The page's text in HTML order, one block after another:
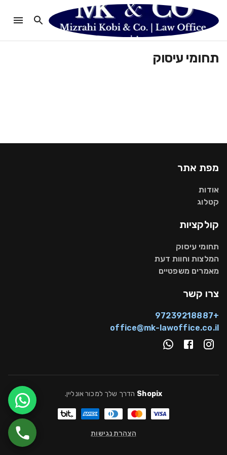
תחומי עיסוק
מפת אתר
אודות
קטלוג
קולקציות
תחומי עיסוק
המלצות וחוות דעת
מאמרים משפטיים
צרו קשר
+97239218887
office@mk-lawoffice.co.il
Shopix הדרך שלך למכור אונליין.
הצהרת נגישות